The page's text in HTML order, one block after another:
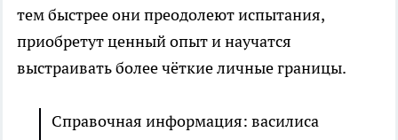
тем быстрее они преодолеют испытания,
приобретут ценный опыт и научатся
выстраивать более чёткие личные границы.
Справочная информация: василиса